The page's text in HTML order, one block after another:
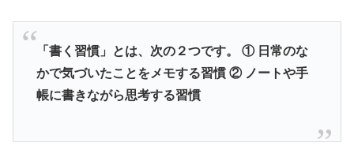
「書く習慣」とは、次の２つです。 ① 日常のな
かで気づいたことをメモする習慣 ② ノートや手
帳に書きながら思考する習慣